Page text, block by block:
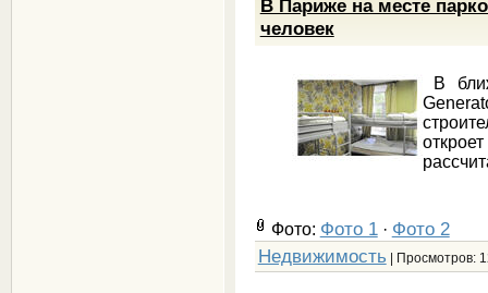
В Париже на месте
человек
В
Фото: Фото 1· Фото 2
Недвижимость | Просмотров: